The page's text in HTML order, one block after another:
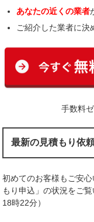
あなたの近くの業者
ご紹介した業者に決
手数料
最新の見積もり依
初めてのお客様もご安
もり申込」の状況をご
18時22分）